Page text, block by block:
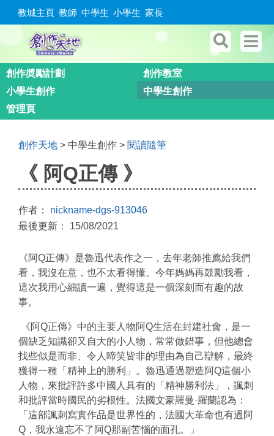
教城主頁 教師 中學生 小學生 家長
創作奬勵計劃
創作教室
小學生創作
中學生創作
管理頁
創作天地 > 中學生創作 > 閱讀隨筆
《 阿Q正傳 》
作者： nickname-dgs-913046
最後更新： 15/08/2021
《阿Q正傳》是魯迅代表作之一，去年老師推薦給我們
看，我沒在意，也不太看得懂。今年媽媽再鼓勵我看，
這次我用心細讀一遍，覺得這是一個深刻而有趣的故
事。
《阿Q正傳》中的主要人物阿Q生活在封建社會，是一
個缺乏知識卻又自大的小人物，常常做錯事，但他總會
找些似是而非、令人啼笑皆非的理由為自己辯解，最終
獲得一種「精神上的勝利」。魯迅通過塑造阿Q這個小
人物，來批評許多中國人具有的「精神勝利法」，諷刺
和批評當時國民的劣根性。法國文豪羅曼·羅蘭認為：
「這部諷刺寫實作品是世界性的，法國大革命也有過阿
Q，我永遠忘不了阿Q那副苦惱的面孔。」